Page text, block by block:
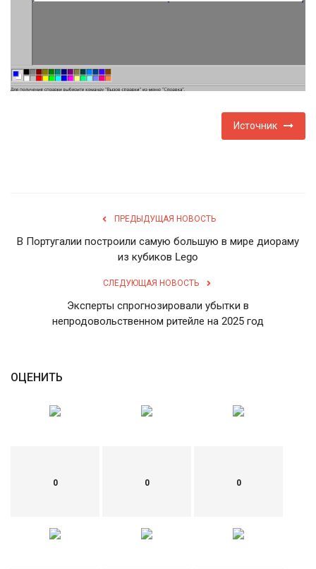
Источник
ПРЕДЫДУЩАЯ НОВОСТЬ
В Португалии построили самую большую в мире диораму
из кубиков Lego
СЛЕДУЮЩАЯ НОВОСТЬ
Эксперты спрогнозировали убытки в
непродовольственном ритейле на 2025 год
ОЦЕНИТЬ
0 0 0